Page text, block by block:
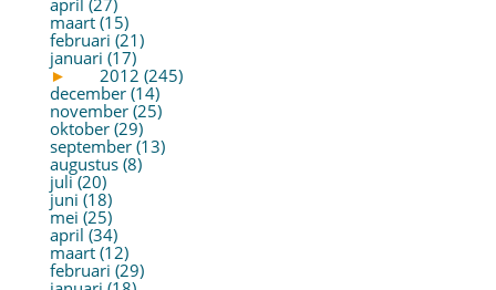
april (27)
maart (15)
februari (21)
januari (17)
►
2012 (245)
december (14)
november (25)
oktober (29)
september (13)
augustus (8)
juli (20)
juni (18)
mei (25)
april (34)
maart (12)
februari (29)